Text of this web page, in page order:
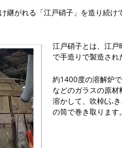
継がれる「江戸硝子」を造り続け
江戸硝子とは、江
で手造りで製造され
約1400度の溶解炉
などのガラスの原
溶かして、吹棹(ふ
の筒で巻き取ります。